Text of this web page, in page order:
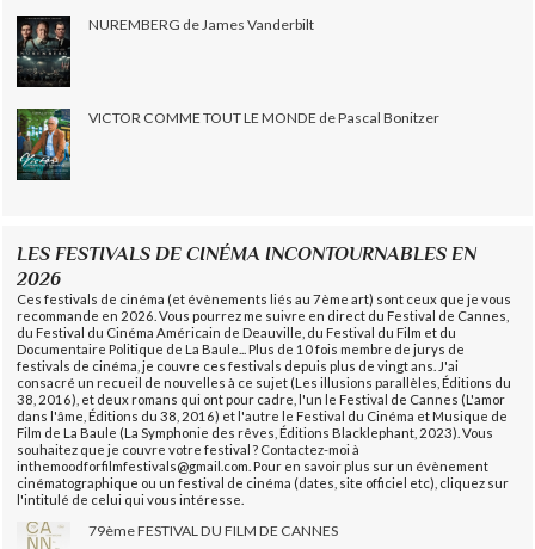
NUREMBERG de James Vanderbilt
VICTOR COMME TOUT LE MONDE de Pascal Bonitzer
LES FESTIVALS DE CINÉMA INCONTOURNABLES EN
2026
Ces festivals de cinéma (et évènements liés au 7ème art) sont ceux que je vous
recommande en 2026. Vous pourrez me suivre en direct du Festival de Cannes,
du Festival du Cinéma Américain de Deauville, du Festival du Film et du
Documentaire Politique de La Baule... Plus de 10 fois membre de jurys de
festivals de cinéma, je couvre ces festivals depuis plus de vingt ans. J'ai
consacré un recueil de nouvelles à ce sujet (Les illusions parallèles, Éditions du
38, 2016), et deux romans qui ont pour cadre, l'un le Festival de Cannes (L'amor
dans l'âme, Éditions du 38, 2016) et l'autre le Festival du Cinéma et Musique de
Film de La Baule (La Symphonie des rêves, Éditions Blacklephant, 2023). Vous
souhaitez que je couvre votre festival ? Contactez-moi à
inthemoodforfilmfestivals@gmail.com. Pour en savoir plus sur un évènement
cinématographique ou un festival de cinéma (dates, site officiel etc), cliquez sur
l'intitulé de celui qui vous intéresse.
79ème FESTIVAL DU FILM DE CANNES